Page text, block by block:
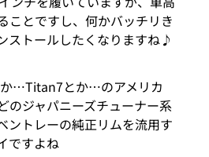
ことですし、何かバッチリき
ストールしたくなりますね♪
…Titan7とか…のアメリカ
のジャパニーズチューナー系
ントレーの純正リムを流用す
ですよね